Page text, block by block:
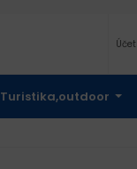
Účet
Turistika,outdoor